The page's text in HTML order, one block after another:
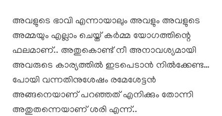
അവളുടെ ഭാവി എന്നായാലും അവളും അവളുടെ
അമ്മയും എല്ലാം ചെയ്ത് കർമ്മ യോഗത്തിന്റെ
ഫലമാണ്.. അതുകൊണ്ട് നീ അനാവശ്യമായി
അവരുടെ കാര്യത്തിൽ ഇടപെടാൻ നിൽക്കേണ്ട…
പോയി വന്നതിനുശേഷം രമേശേട്ടൻ
അങ്ങനെയാണ് പറഞ്ഞത് എനിക്കും തോന്നി
അതുതന്നെയാണ് ശരി എന്ന്..